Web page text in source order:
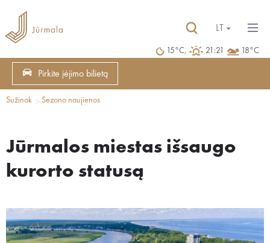
15°C, 21:21 18°C
LT
Pirkite įėjimo bilietą
Sužinok Sezono naujienos
Jūrmalos miestas išsaugo
kurorto statusą